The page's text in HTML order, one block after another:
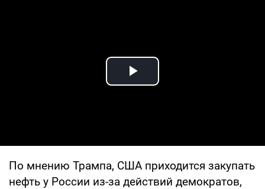
Play Video
По мнению Трампа, США приходится закупать
нефть у России из-за действий демократов,